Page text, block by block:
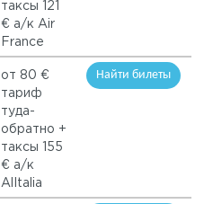
таксы 121
€ а/к Air
France
от 80 €
тариф
туда-
обратно +
таксы 155
€ а/к
AlItalia
Найти билеты